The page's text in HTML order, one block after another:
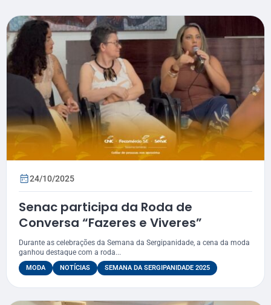
24/10/2025
Senac participa da Roda de
Conversa “Fazeres e Viveres”
Durante as celebrações da Semana da Sergipanidade, a cena da moda
ganhou destaque com a roda...
MODA NOTÍCIAS SEMANA DA SERGIPANIDADE 2025